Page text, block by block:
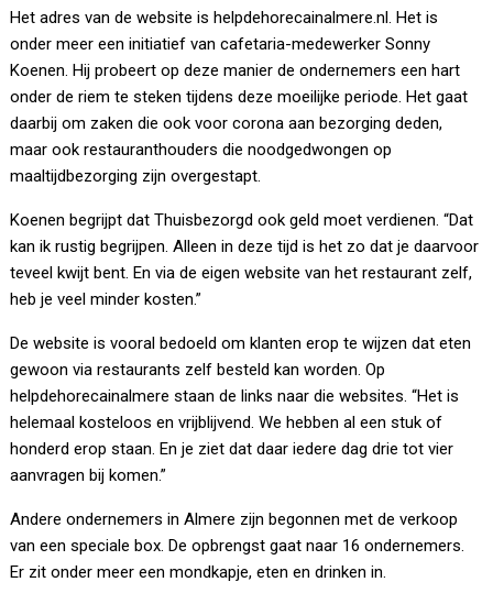
Het adres van de website is helpdehorecainalmere.nl. Het is
onder meer een initiatief van cafetaria-medewerker Sonny
Koenen. Hij probeert op deze manier de ondernemers een hart
onder de riem te steken tijdens deze moeilijke periode. Het gaat
daarbij om zaken die ook voor corona aan bezorging deden,
maar ook restauranthouders die noodgedwongen op
maaltijdbezorging zijn overgestapt.
Koenen begrijpt dat Thuisbezorgd ook geld moet verdienen. “Dat
kan ik rustig begrijpen. Alleen in deze tijd is het zo dat je daarvoor
teveel kwijt bent. En via de eigen website van het restaurant zelf,
heb je veel minder kosten.”
De website is vooral bedoeld om klanten erop te wijzen dat eten
gewoon via restaurants zelf besteld kan worden. Op
helpdehorecainalmere staan de links naar die websites. “Het is
helemaal kosteloos en vrijblijvend. We hebben al een stuk of
honderd erop staan. En je ziet dat daar iedere dag drie tot vier
aanvragen bij komen.”
Andere ondernemers in Almere zijn begonnen met de verkoop
van een speciale box. De opbrengst gaat naar 16 ondernemers.
Er zit onder meer een mondkapje, eten en drinken in.